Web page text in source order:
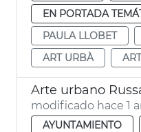
EN PORTADA
PAULA LLOBET
ART URBÀ
Arte urbano
modificado hace 1
AYUNTAMIENTO